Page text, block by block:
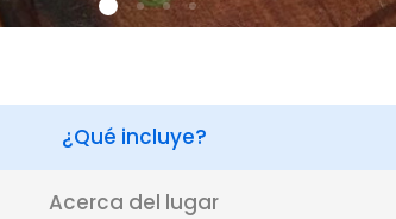
¿Qué incluye?
Acerca del lugar